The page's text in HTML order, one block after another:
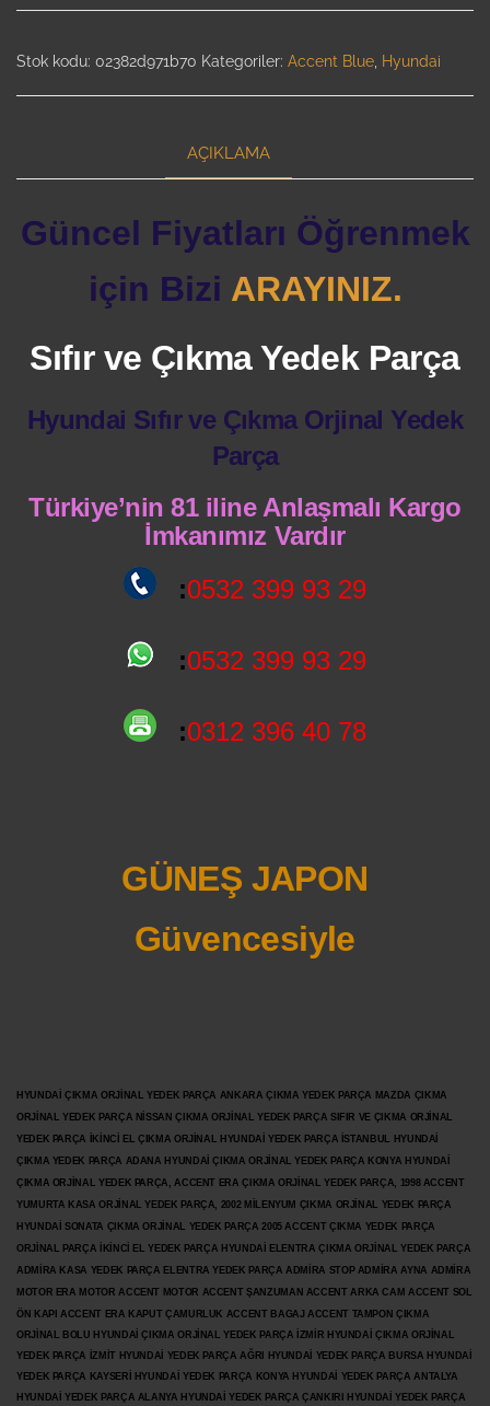
Stok kodu: 02382d971b70 Kategoriler: Accent Blue Hyundai
AÇIKLAMA
Güncel Fiyatları Öğrenmek
için Bizi ARAYINIZ.
Sıfır ve Çıkma Yedek Parça
Hyundai Sıfır ve Çıkma Orjinal Yedek
Parça
Türkiye’nin 81 iline Anlaşmalı Kargo
İmkanımız Vardır
:0532 399 93 29
:0532 399 93 29
:0312 396 40 78
GÜNEŞ JAPON
Güvencesiyle
HYUNDAİ ÇIKMA ORJİNAL YEDEK PARÇA ANKARA ÇIKMA YEDEK PARÇA MAZDA ÇIKMA
ORJİNAL YEDEK PARÇA NİSSAN ÇIKMA ORJİNAL YEDEK PARÇA SIFIR VE ÇIKMA ORJİNAL
YEDEK PARÇA İKİNCİ EL ÇIKMA ORJİNAL HYUNDAİ YEDEK PARÇA İSTANBUL HYUNDAİ
ÇIKMA YEDEK PARÇA ADANA HYUNDAİ ÇIKMA ORJİNAL YEDEK PARÇA KONYA HYUNDAİ
ÇIKMA ORJİNAL YEDEK PARÇA, ACCENT ERA ÇIKMA ORJİNAL YEDEK PARÇA, 1998 ACCENT
YUMURTA KASA ORJİNAL YEDEK PARÇA, 2002 MİLENYUM ÇIKMA ORJİNAL YEDEK PARÇA
HYUNDAİ SONATA ÇIKMA ORJİNAL YEDEK PARÇA 2005 ACCENT ÇIKMA YEDEK PARÇA
ORJİNAL PARÇA İKİNCİ EL YEDEK PARÇA HYUNDAİ ELENTRA ÇIKMA ORJİNAL YEDEK PARÇA
ADMİRA KASA YEDEK PARÇA ELENTRA YEDEK PARÇA ADMİRA STOP ADMİRA AYNA ADMİRA
MOTOR ERA MOTOR ACCENT MOTOR ACCENT ŞANZUMAN ACCENT ARKA CAM ACCENT SOL
ÖN KAPI ACCENT ERA KAPUT ÇAMURLUK ACCENT BAGAJ ACCENT TAMPON ÇIKMA
ORJİNAL BOLU HYUNDAİ ÇIKMA ORJİNAL YEDEK PARÇA İZMİR HYUNDAİ ÇIKMA ORJİNAL
YEDEK PARÇA İZMİT HYUNDAİ YEDEK PARÇA AĞRI HYUNDAİ YEDEK PARÇA BURSA HYUNDAİ
YEDEK PARÇA KAYSERİ HYUNDAİ YEDEK PARÇA KONYA HYUNDAİ YEDEK PARÇA ANTALYA
HYUNDAİ YEDEK PARÇA ALANYA HYUNDAİ YEDEK PARÇA ÇANKIRI HYUNDAİ YEDEK PARÇA